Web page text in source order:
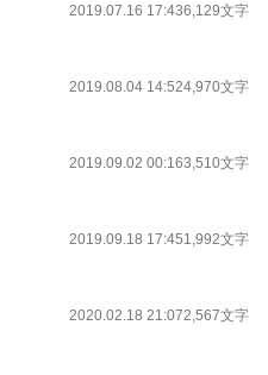
2019.07.16 17:436,129文字
2019.08.04 14:524,970文字
2019.09.02 00:163,510文字
2019.09.18 17:451,992文字
2020.02.18 21:072,567文字